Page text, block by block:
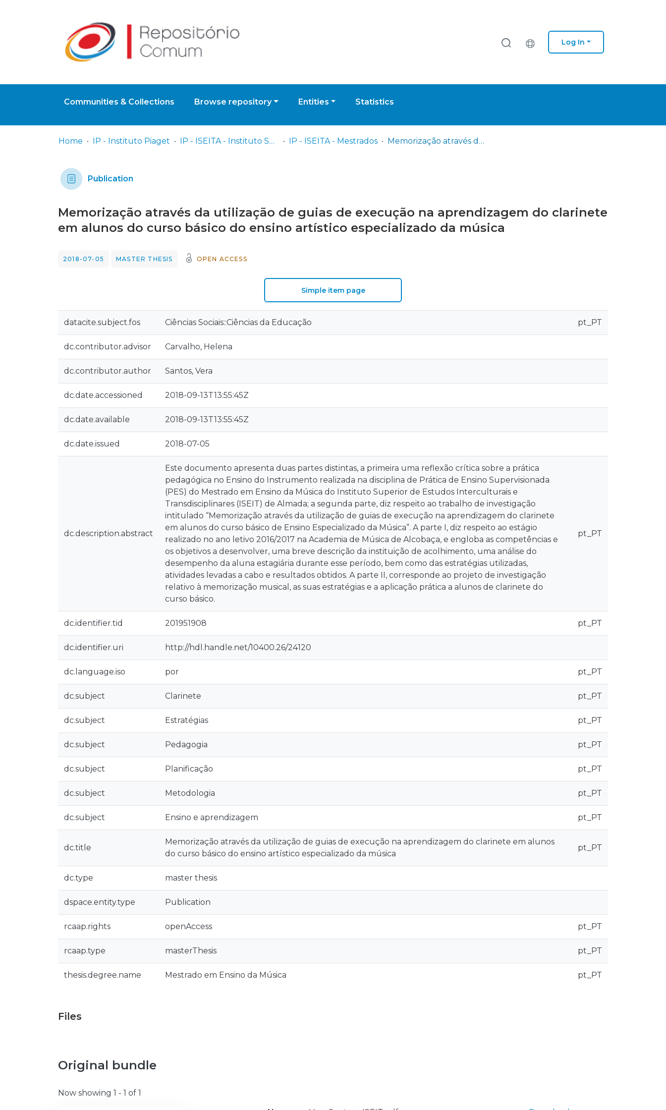
Log In
Communities & Collections Browse repository Entities Statistics
Home IP - Instituto Piaget IP - ISEITA - Instituto Superior de Estudos Interculturais e Transdisciplinares de Almada IP - ISEITA - Mestrados Memorização através da utilização de guias de execução na aprendizagem do clarinete em alunos do curso básico do ensino artístico especializado da música
Publication
Memorização através da utilização de guias de execução na aprendizagem do clarinete
em alunos do curso básico do ensino artístico especializado da música
2018-07-05 MASTER THESIS OPEN ACCESS
Simple item page
datacite.subject.fos Ciências Sociais::Ciências da Educação pt_PT
dc.contributor.advisor Carvalho, Helena
dc.contributor.author Santos, Vera
dc.date.accessioned 2018-09-13T13:55:45Z
dc.date.available 2018-09-13T13:55:45Z
dc.date.issued 2018-07-05
dc.description.abstract
Este documento apresenta duas partes distintas, a primeira uma reflexão crítica sobre a prática
pedagógica no Ensino do Instrumento realizada na disciplina de Prática de Ensino Supervisionada
(PES) do Mestrado em Ensino da Música do Instituto Superior de Estudos Interculturais e
Transdisciplinares (ISEIT) de Almada; a segunda parte, diz respeito ao trabalho de investigação
intitulado “Memorização através da utilização de guias de execução na aprendizagem do clarinete
em alunos do curso básico de Ensino Especializado da Música”. A parte I, diz respeito ao estágio
realizado no ano letivo 2016/2017 na Academia de Música de Alcobaça, e engloba as competências e
os objetivos a desenvolver, uma breve descrição da instituição de acolhimento, uma análise do
desempenho da aluna estagiária durante esse período, bem como das estratégias utilizadas,
atividades levadas a cabo e resultados obtidos. A parte II, corresponde ao projeto de investigação
relativo à memorização musical, as suas estratégias e a aplicação prática a alunos de clarinete do
curso básico.
pt_PT
dc.identifier.tid 201951908 pt_PT
dc.identifier.uri http://hdl.handle.net/10400.26/24120
dc.language.iso por pt_PT
dc.subject Clarinete pt_PT
dc.subject Estratégias pt_PT
dc.subject Pedagogia pt_PT
dc.subject Planificação pt_PT
dc.subject Metodologia pt_PT
dc.subject Ensino e aprendizagem pt_PT
dc.title
Memorização através da utilização de guias de execução na aprendizagem do clarinete em alunos
do curso básico do ensino artístico especializado da música
pt_PT
dc.type master thesis
dspace.entity.type Publication
rcaap.rights openAccess pt_PT
rcaap.type masterThesis pt_PT
thesis.degree.name Mestrado em Ensino da Música pt_PT
Files
Original bundle
Now showing 1 - 1 of 1